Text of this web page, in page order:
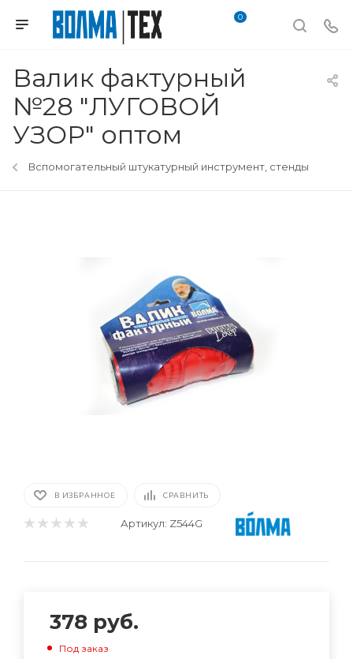
0
Валик фактурный
№28 "ЛУГОВОЙ
УЗОР" оптом
Вспомогательный штукатурный инструмент, стенды
В ИЗБРАННОЕ СРАВНИТЬ
Артикул: Z544G
378 руб.
Под заказ